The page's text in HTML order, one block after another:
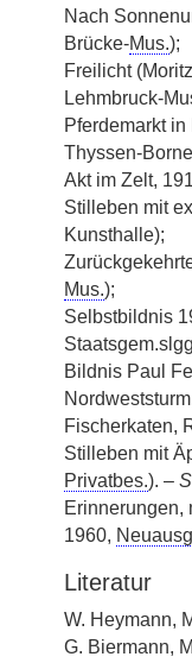
Nach
Brücke-Mus.);
Freilicht
Lehmbruck-
Pferdemarkt
Thyssen-
Akt im Zelt,
Stilleben mit
Kunsthalle);
Mus.);
Selbstbildnis
Bildnis Paul
Fischerkaten,
Stilleben mit
Privatbes.). –
Erinnerungen,
1960,
Literatur
W. Heymann,
G. Biermann,